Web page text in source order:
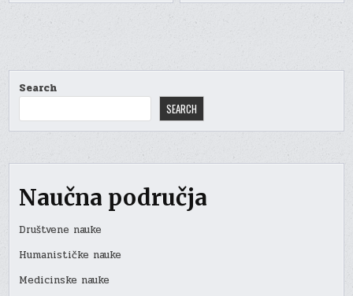
Search
SEARCH
Naučna područja
Društvene nauke
Humanističke nauke
Medicinske nauke